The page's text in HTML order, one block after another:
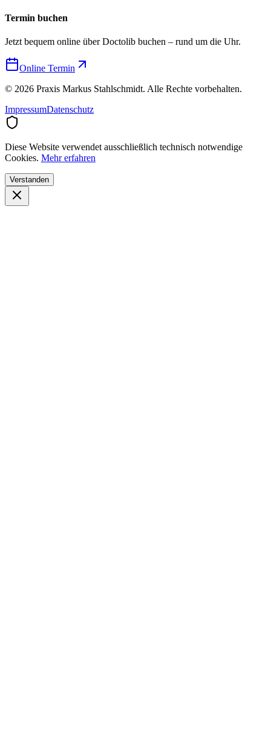
Termin buchen
Jetzt bequem online über Doctolib buchen – rund um die Uhr.
Online Termin
© 2026 Praxis Markus Stahlschmidt. Alle Rechte vorbehalten.
ImpressumDatenschutz
Diese Website verwendet ausschließlich technisch notwendige
Cookies. Mehr erfahren
Verstanden